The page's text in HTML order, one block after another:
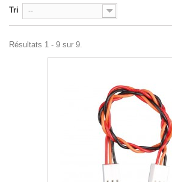
Tri --
Résultats 1 - 9 sur 9.